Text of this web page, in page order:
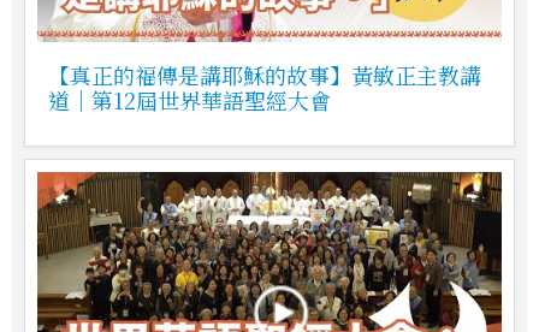
【真正的福傳是講耶穌的故事】黃敏正主教講
道｜第12屆世界華語聖經大會